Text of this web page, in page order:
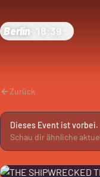
Berlin· 18:39
Zurück
Dieses Event ist vorbei.
Schau dir ähnliche